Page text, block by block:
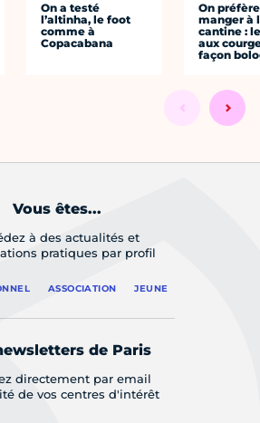
On a testé
l’altinha, le foot
comme à
Copacabana
On préfère
manger à
cantine :
aux
façon
Vous êtes...
à des actualités et
pratiques par profil
ASSOCIATION JEUNE
de Paris
directement par email
de vos centres d'intérêt